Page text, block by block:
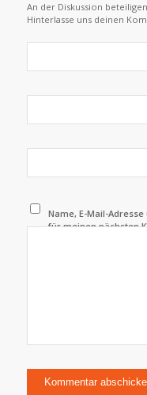
An der Diskussion
Hinterlasse uns deinen
Name, E-Mail-
für meinen nächsten